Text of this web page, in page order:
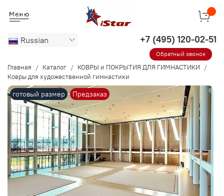
Russian
Обратный звонок
Главная Каталог
КОВРЫ и ПОКРЫТИЯ ДЛЯ ГИМНАСТИКИ
Ковры для художественной гимнастики
готовый размер Предзаказ